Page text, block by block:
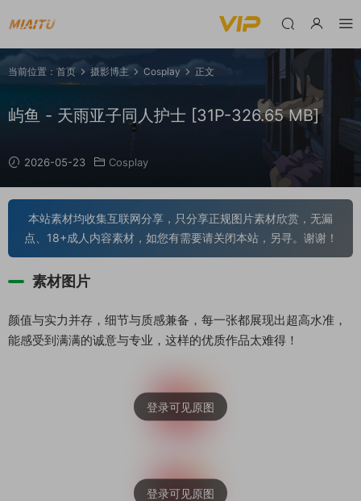
当前位置： 首页 摄影博主 Cosplay 正文
屿鱼 - 天雨亚子同人护士 [31P-326.65 MB]
2026-05-23 Cosplay
本站素材均收集互联网分享，只分享正规图片素材欣赏，无漏
点、18+成人内容素材，如您有需要请关闭本站，另寻。谢谢！
素材图片
颜值与实力并存，细节与质感兼备，每一张都展现出超高水准，
能感受到满满的诚意与专业，这样的优质作品太难得！